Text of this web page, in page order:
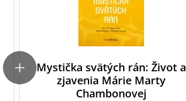
Mystička svätých rán: Život a
zjavenia Márie Marty
Chambonovej